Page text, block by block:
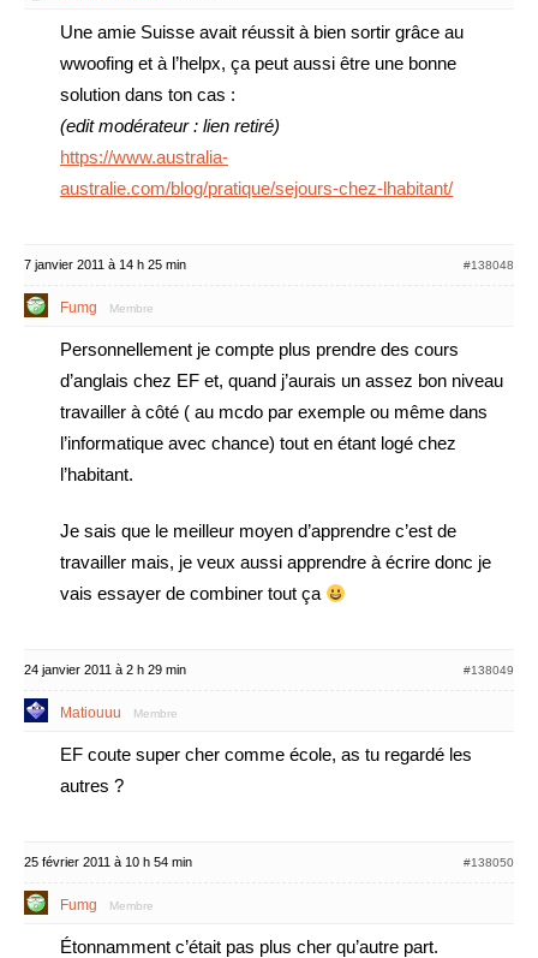
Une amie Suisse avait réussit à bien sortir grâce au
wwoofing et à l’helpx, ça peut aussi être une bonne
solution dans ton cas :
(edit modérateur : lien retiré)
https://www.australia-
australie.com/blog/pratique/sejours-chez-lhabitant/
7 janvier 2011 à 14 h 25 min #138048
Fumg Membre
Personnellement je compte plus prendre des cours
d’anglais chez EF et, quand j’aurais un assez bon niveau
travailler à côté ( au mcdo par exemple ou même dans
l’informatique avec chance) tout en étant logé chez
l’habitant.
Je sais que le meilleur moyen d’apprendre c’est de
travailler mais, je veux aussi apprendre à écrire donc je
vais essayer de combiner tout ça
24 janvier 2011 à 2 h 29 min #138049
Matiouuu Membre
EF coute super cher comme école, as tu regardé les
autres ?
25 février 2011 à 10 h 54 min #138050
Fumg Membre
Étonnamment c’était pas plus cher qu’autre part.